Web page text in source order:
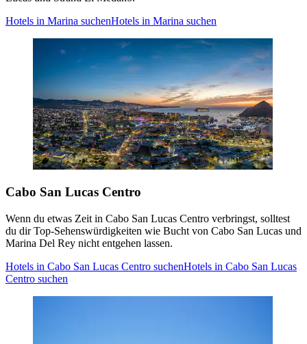
Hotels in Marina suchenHotels in Marina suchen
Cabo San Lucas Centro
Wenn du etwas Zeit in Cabo San Lucas Centro verbringst, solltest
du dir Top-Sehenswürdigkeiten wie Bucht von Cabo San Lucas und
Marina Del Rey nicht entgehen lassen.
Hotels in Cabo San Lucas Centro suchenHotels in Cabo San Lucas
Centro suchen